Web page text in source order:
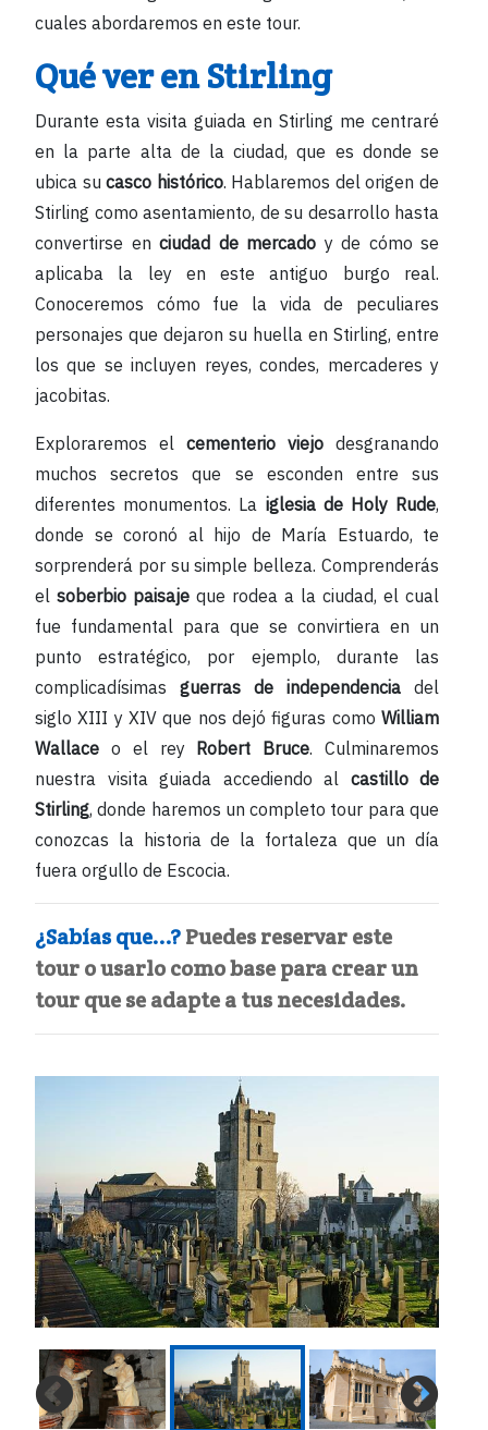
cuales abordaremos en este tour.
Qué ver en Stirling
Durante esta visita guiada en Stirling me centraré
en la parte alta de la ciudad, que es donde se
ubica sucasco histórico. Hablaremos del origen de
Stirling como asentamiento, de su desarrollo hasta
convertirse en ciudad de mercado y de cómo se
aplicaba la ley en este antiguo burgo real.
Conoceremos cómo fue la vida de peculiares
personajes que dejaron su huella en Stirling, entre
los que se incluyen reyes, condes, mercaderes y
jacobitas.
Exploraremos el cementerio viejo desgranando
muchos secretos que se esconden entre sus
diferentes monumentos. La iglesia de Holy Rude,
donde se coronó al hijo de María Estuardo, te
sorprenderá por su simple belleza. Comprenderás
el soberbio paisaje que rodea a la ciudad, el cual
fue fundamental para que se convirtiera en un
punto estratégico, por ejemplo, durante las
complicadísimas guerras de independencia del
siglo XIII y XIV que nos dejó figuras como William
Wallace o el rey Robert Bruce. Culminaremos
nuestra visita guiada accediendo al castillo de
Stirling, donde haremos un completo tour para que
conozcas la historia de la fortaleza que un día
fuera orgullo de Escocia.
¿Sabías que...?Puedes reservar este
tour o usarlo como base para crear un
tour que se adapte a tus necesidades.